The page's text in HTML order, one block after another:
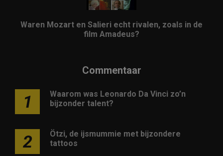
Waren Mozart en Salieri echt rivalen, zoals in de
film Amadeus?
Commentaar
1
Waarom was Leonardo Da Vinci zo’n
bijzonder talent?
2
Ötzi, de ijsmummie met bijzondere
tattoos